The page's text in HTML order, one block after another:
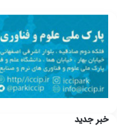
خبر جدید